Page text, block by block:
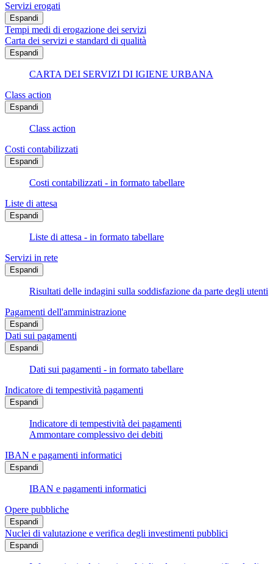
Servizi erogati
Espandi
Tempi medi di erogazione dei servizi
Carta dei servizi e standard di qualità
Espandi
CARTA DEI SERVIZI DI IGIENE URBANA
Class action
Espandi
Class action
Costi contabilizzati
Espandi
Costi contabilizzati - in formato tabellare
Liste di attesa
Espandi
Liste di attesa - in formato tabellare
Servizi in rete
Espandi
Risultati delle indagini sulla soddisfazione da parte degli utenti
Pagamenti dell'amministrazione
Espandi
Dati sui pagamenti
Espandi
Dati sui pagamenti - in formato tabellare
Indicatore di tempestività pagamenti
Espandi
Indicatore di tempestività dei pagamenti
Ammontare complessivo dei debiti
IBAN e pagamenti informatici
Espandi
IBAN e pagamenti informatici
Opere pubbliche
Espandi
Nuclei di valutazione e verifica degli investimenti pubblici
Espandi